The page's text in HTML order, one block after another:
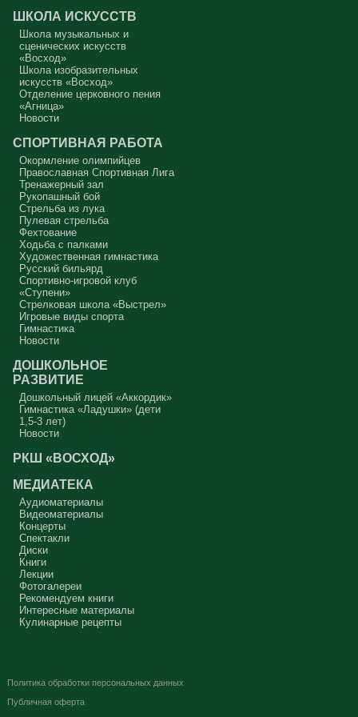
сначала увидеть в себе этого урода, а потом начать с ним борьбу.
Аминь.
Протоиерей Андрей Алексеев
ШКОЛА ИСКУССТВ
Школа музыкальных и
сценических искусств
«Восход»
Школа изобразительных
искусств «Восход»
Отделение церковного пения
«Агница»
Новости
СПОРТИВНАЯ РАБОТА
Окормление олимпийцев
Православная Спортивная Лига
Тренажерный зал
Рукопашный бой
Стрельба из лука
Пулевая стрельба
Фехтование
Ходьба с палками
Художественная гимнастика
Русский бильярд
Спортивно-игровой клуб
«Ступени»
Стрелковая школа «Выстрел»
Игровые виды спорта
Гимнастика
Новости
ДОШКОЛЬНОЕ
РАЗВИТИЕ
Дошкольный лицей «Аккордик»
Гимнастика «Ладушки» (дети
1,5-3 лет)
Новости
РКШ «ВОСХОД»
МЕДИАТЕКА
Аудиоматериалы
Видеоматериалы
Концерты
Спектакли
Диски
Книги
Лекции
Фотогалереи
Рекомендуем книги
Интересные материалы
Кулинарные рецепты
Политика обработки персональных данных
Публичная оферта